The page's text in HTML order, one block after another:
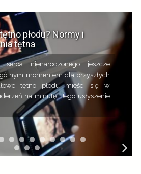
płodu? Normy i
tętna
serca nienarodzonego jeszcze
momentem dla przyszłych
tętno płodu mieści się w
na minutę. Jego usłyszenie